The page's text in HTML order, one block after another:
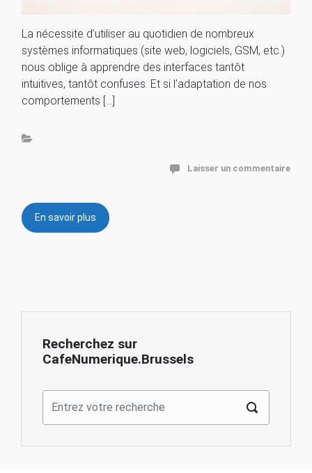
La nécessite d’utiliser au quotidien de nombreux
systèmes informatiques (site web, logiciels, GSM, etc.)
nous oblige à apprendre des interfaces tantôt
intuitives, tantôt confuses. Et si l’adaptation de nos
comportements […]
Laisser un commentaire
En savoir plus
Recherchez sur
CafeNumerique.Brussels